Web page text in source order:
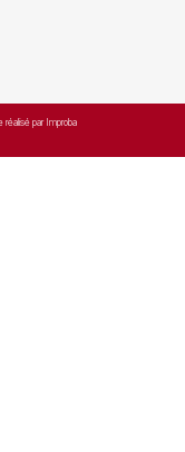
réalisé par Improba